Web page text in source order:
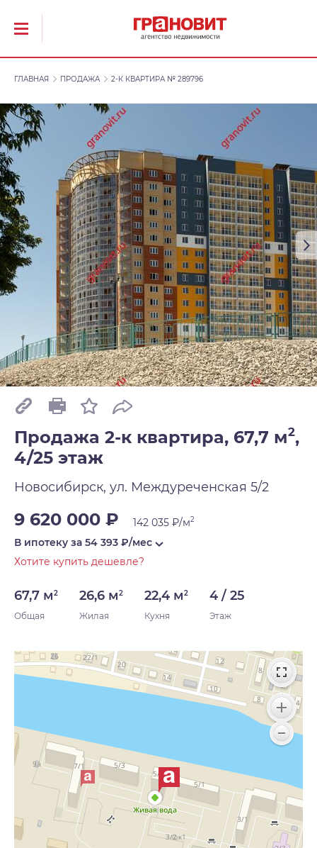
ГЛАВНАЯ ПРОДАЖА 2-К КВАРТИРА № 289796
Продажа 2-к квартира, 67,7 м2,
4/25 этаж
Новосибирск, ул. Междуреченская 5/2
9 620 000 ₽ 142 035 ₽/м2
В ипотеку за 54 393 ₽/мес
Хотите купить дешевле?
67,7 м2
Общая
26,6 м2
Жилая
22,4 м2
Кухня
4 / 25
Этаж